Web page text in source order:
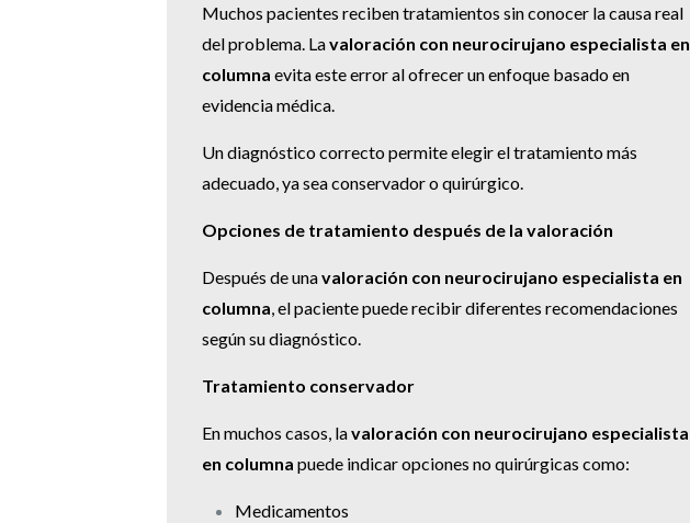
Muchos pacientes reciben tratamientos sin conocer la causa real
del problema. Lavaloración con neurocirujano especialista en
columna evita este error al ofrecer un enfoque basado en
evidencia médica.
Un diagnóstico correcto permite elegir el tratamiento más
adecuado, ya sea conservador o quirúrgico.
Opciones de tratamiento después de la valoración
Después de unavaloración con neurocirujano especialista en
columna, el paciente puede recibir diferentes recomendaciones
según su diagnóstico.
Tratamiento conservador
En muchos casos, lavaloración con neurocirujano especialista
en columna puede indicar opciones no quirúrgicas como:
Medicamentos